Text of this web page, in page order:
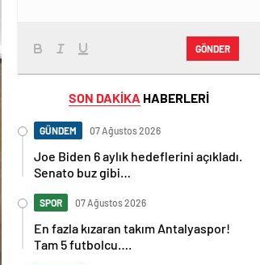
GÖNDER
SON DAKİKA HABERLERİ
GÜNDEM 07 Ağustos 2026
Joe Biden 6 aylık hedeflerini açıkladı.
Senato buz gibi…
SPOR 07 Ağustos 2026
En fazla kızaran takım Antalyaspor!
Tam 5 futbolcu….